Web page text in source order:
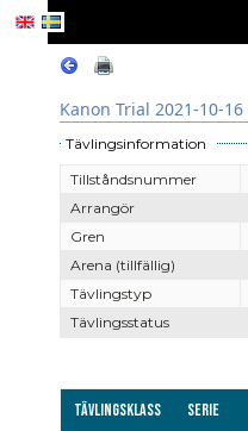
Kanon Trial 2021-10-16
Tävlingsinformation
Tillståndsnummer
Arrangör
Gren
Arena (tillfällig)
Tävlingstyp
Tävlingsstatus
Tävlingsklass Serie